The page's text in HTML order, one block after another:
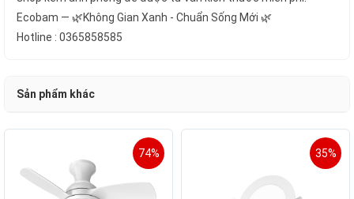
Ecobam — 🌿Không Gian Xanh - Chuẩn Sống Mới 🌿
Hotline : 0365858585
Sản phẩm khác
74% 35%